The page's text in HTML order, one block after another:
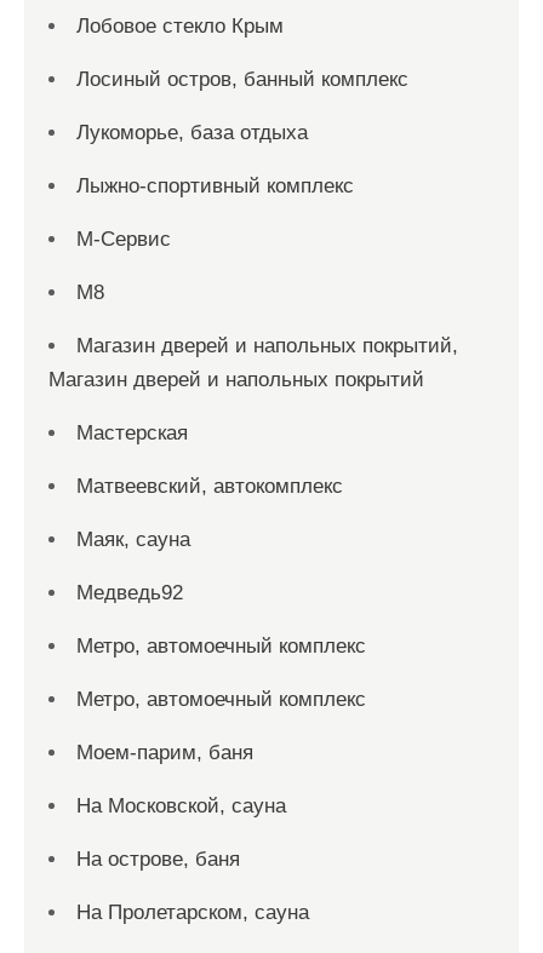
Лобовое стекло Крым
Лосиный остров, банный комплекс
Лукоморье, база отдыха
Лыжно-спортивный комплекс
М-Сервис
М8
Магазин дверей и напольных покрытий,
Магазин дверей и напольных покрытий
Мастерская
Матвеевский, автокомплекс
Маяк, сауна
Медведь92
Метро, автомоечный комплекс
Метро, автомоечный комплекс
Моем-парим, баня
На Московской, сауна
На острове, баня
На Пролетарском, сауна